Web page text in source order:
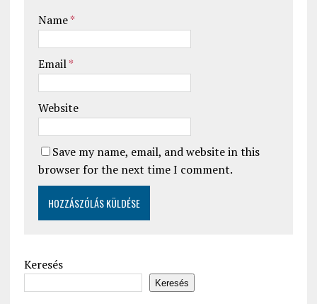
Name*
Email*
Website
Save my name, email, and website in this
browser for the next time I comment.
Keresés
Keresés